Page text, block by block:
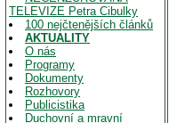
TELEVIZE Petra Cibulky
100 nejčtenějších článků
AKTUALITY
O nás
Programy
Dokumenty
Rozhovory
Publicistika
Duchovní a mravní